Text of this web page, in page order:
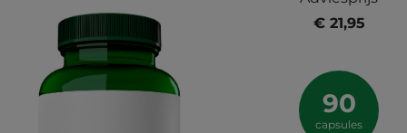
€ 21,95
90
capsules